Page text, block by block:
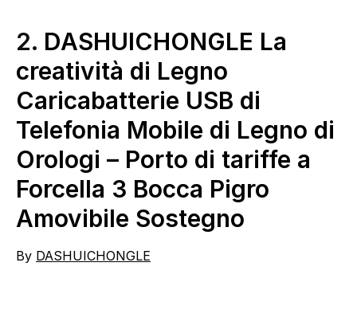
2. DASHUICHONGLE La
creatività di Legno
Caricabatterie USB di
Telefonia Mobile di Legno di
Orologi – Porto di tariffe a
Forcella 3 Bocca Pigro
Amovibile Sostegno
By DASHUICHONGLE